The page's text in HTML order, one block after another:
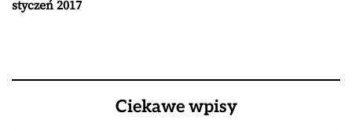
styczeń 2017
Ciekawe wpisy